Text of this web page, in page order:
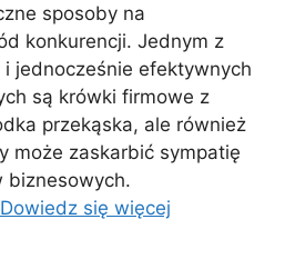
sposoby na
konkurencji. Jednym z
jednocześnie efektywnych
są krówki firmowe z
przekąska, ale również
może zaskarbić sympatię
biznesowych.
Dowiedz się więcej